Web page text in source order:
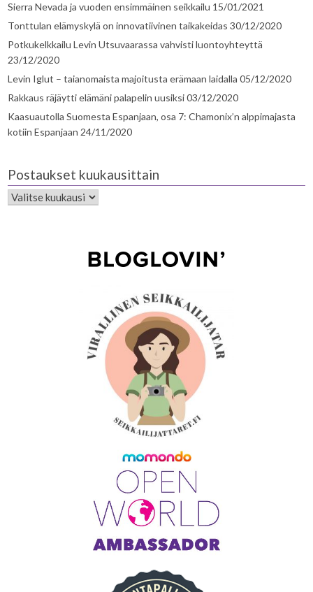
Sierra Nevada ja vuoden ensimmäinen seikkailu 15/01/2021
Tonttulan elämyskylä on innovatiivinen taikakeidas 30/12/2020
Potkukelkkailu Levin Utsuvaarassa vahvisti luontoyhteyttä
23/12/2020
Levin Iglut – taianomaista majoitusta erämaan laidalla 05/12/2020
Rakkaus räjäytti elämäni palapelin uusiksi03/12/2020
Kaasuautolla Suomesta Espanjaan, osa 7: Chamonix’n alppimajasta
kotiin Espanjaan 24/11/2020
Postaukset kuukausittain